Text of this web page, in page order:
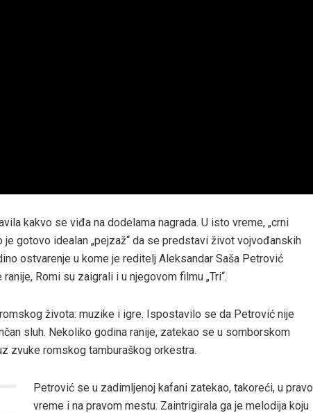
kakvo se viđa na dodelama nagrada. U isto vreme, „crni
gotovo idealan „pejzaž“ da se predstavi život vojvođanskih
ostvarenje u kome je reditelj Aleksandar Saša Petrović
Romi su zaigrali i u njegovom filmu „Tri“.
života: muzike i igre. Ispostavilo se da Petrović nije
sluh. Nekoliko godina ranije, zatekao se u somborskom
zvuke romskog tamburaškog orkestra.
Petrović se u zadimljenoj kafani zatekao, takoreći, u pravo
vreme i na pravom mestu. Zaintrigirala ga je melodija koju